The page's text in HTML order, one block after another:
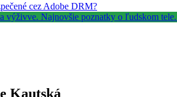
cez Adobe DRM?
Kautská